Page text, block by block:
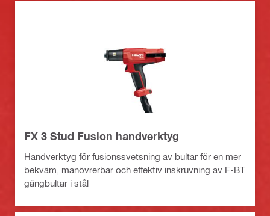
FX 3 Stud Fusion handverktyg
Handverktyg för fusionssvetsning av bultar för en mer
bekväm, manövrerbar och effektiv inskruvning av F-BT
gängbultar i stål